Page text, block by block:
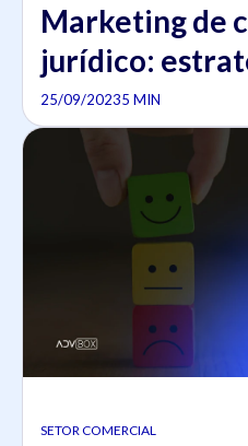
Marketing de
jurídico:
25/09/20235 MIN
SETOR COMERCIAL